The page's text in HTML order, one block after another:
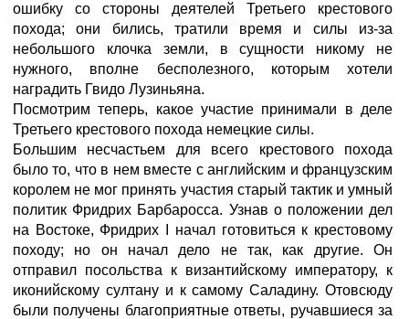
ошибку со стороны деятелей Третьего крестового
похода; они бились, тратили время и силы из-за
небольшого клочка земли, в сущности никому не
нужного, вполне бесполезного, которым хотели
наградить Гвидо Лузиньяна.
Посмотрим теперь, какое участие принимали в деле
Третьего крестового похода немецкие силы.
Большим несчастьем для всего крестового похода
было то, что в нем вместе с английским и французским
королем не мог принять участия старый тактик и умный
политик Фридрих Барбаросса. Узнав о положении дел
на Востоке, Фридрих I начал готовиться к крестовому
походу; но он начал дело не так, как другие. Он
отправил посольства к византийскому императору, к
иконийскому султану и к самому Саладину. Отовсюду
были получены благоприятные ответы, ручавшиеся за